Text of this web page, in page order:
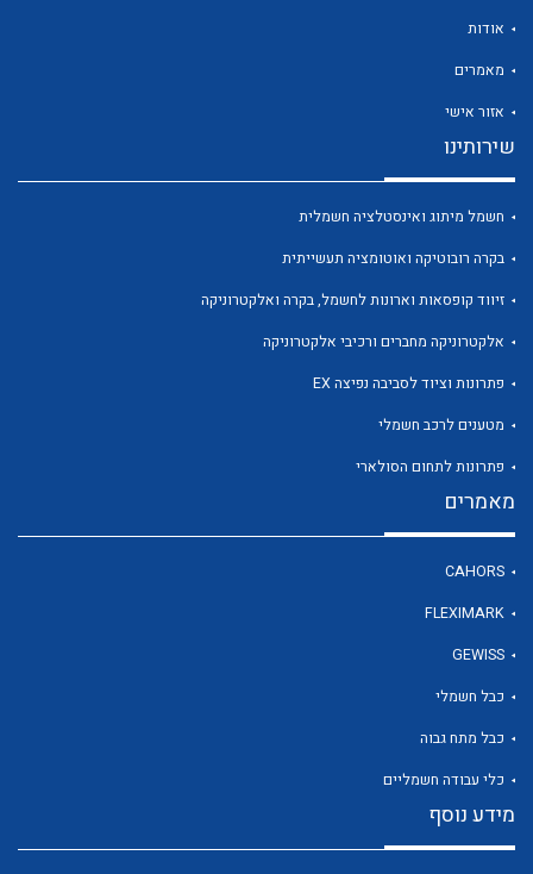
לכל מוצרי היצרן
לכל מוצרי היצרן
אודות
מאמרים
אזור אישי
שירותינו
חשמל מיתוג ואינסטלציה חשמלית
בקרה רובוטיקה ואוטומציה תעשייתית
זיווד קופסאות וארונות לחשמל, בקרה ואלקטרוניקה
אלקטרוניקה מחברים ורכיבי אלקטרוניקה
פתרונות וציוד לסביבה נפיצה EX
מטענים לרכב חשמלי
פתרונות לתחום הסולארי
מאמרים
CAHORS
FLEXIMARK
GEWISS
כבל חשמלי
כבל מתח גבוה
כלי עבודה חשמליים
מידע נוסף